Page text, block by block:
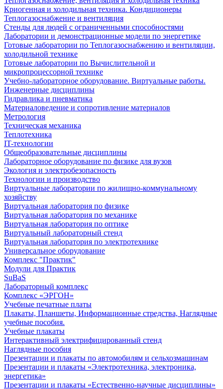
Криогенная и холодильная техника. Кондиционеры
Теплогазоснабжение и вентиляция
Стенды для людей с ограниченными способностями
Лаборатории и демонстрационные модели по энергетике
Готовые лаборатории по Теплогазоснабжению и вентиляции,
холодильной технике
Готовые лаборатории по Вычислительной и
микропроцессорной технике
Учебно-лабораторное оборудование. Виртуальные работы.
Инженерные дисциплины
Гидравлика и пневматика
Материаловедение и сопротивление материалов
Метрология
Техническая механика
Теплотехника
IT-технологии
Общеобразовательные дисциплины
Лабораторное оборудование по физике для вузов
Экология и электробезопасность
Технологии и производство
Виртуальные лаборатории по жилищно-коммунальному
хозяйству
Виртуальная лаборатория по физике
Виртуальная лаборатория по механике
Виртуальная лаборатория по оптике
Виртуальный лабораторный стенд
Виртуальная лаборатория по электротехнике
Универсальное оборудование
Комплекс "Практик"
Модули для Практик
SuBaS
Лабораторный комплекс
Комплекс «ЭРГОН»
Учебные печатные платы
Плакаты, Планшеты, Информационные стредства, Наглядные
учебные пособия.
Учебные плакаты
Интерактивный электрифицированный стенд
Наглядные пособия
Презентации и плакаты по автомобилям и сельхозмашинам
Презентации и плакаты «Электротехника, электроника,
энергетика»
Презентации и плакаты «Естественно-научные дисциплины»